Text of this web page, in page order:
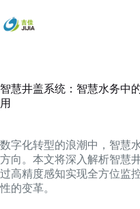
过
内
智慧井盖系统：智慧水务中
用
数字化转型的浪潮中，智慧
方向。本文将深入解析智慧
过高精度感知实现全方位监
性的变革。